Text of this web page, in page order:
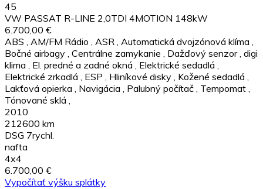
45
VW PASSAT R-LINE 2,0TDI 4MOTION 148kW
6.700,00 €
ABS , AM/FM Rádio , ASR , Automatická dvojzónová klíma ,
Bočné airbagy , Centrálne zamykanie , Dažďový senzor , digi
klima , El. predné a zadné okná , Elektrické sedadlá ,
Elektrické zrkadlá , ESP , Hliníkové disky , Kožené sedadlá ,
Lakťová opierka , Navigácia , Palubný počítač , Tempomat ,
Tónované sklá ,
2010
212600 km
DSG 7rychl.
nafta
4x4
6.700,00 €
Vypočítať výšku splátky